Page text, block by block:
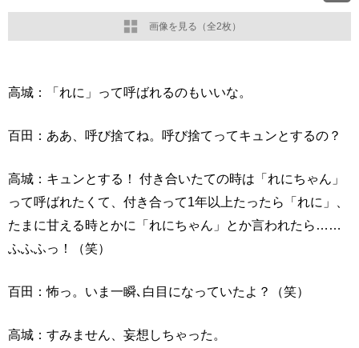
画像を見る（全2枚）
高城：「れに」って呼ばれるのもいいな。
百田：ああ、呼び捨てね。呼び捨てってキュンとするの？
高城：キュンとする！ 付き合いたての時は「れにちゃん」
って呼ばれたくて、付き合って1年以上たったら「れに」、
たまに甘える時とかに「れにちゃん」とか言われたら……
ふふふっ！（笑）
百田：怖っ。いま一瞬､白目になっていたよ？（笑）
高城：すみません、妄想しちゃった。